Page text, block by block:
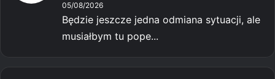
05/08/2026
Będzie jeszcze jedna odmiana sytuacji, ale
musiałbym tu pope...